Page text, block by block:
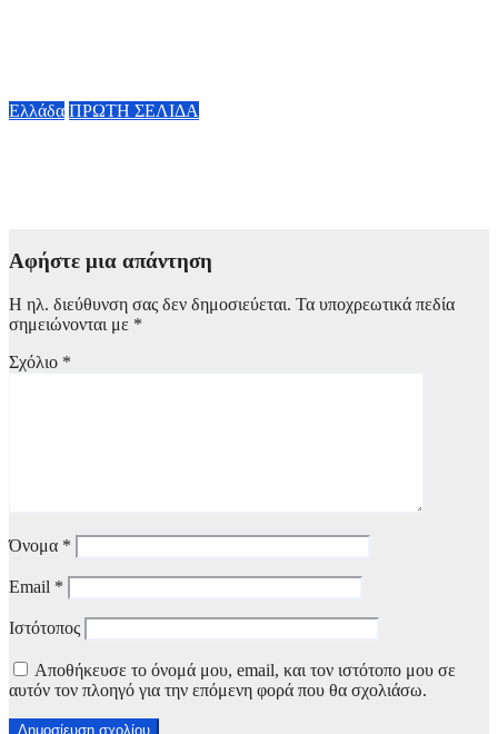
Ελλάδα ΠΡΩΤΗ ΣΕΛΙΔΑ
Αφήστε μια απάντηση
Η ηλ. διεύθυνση σας δεν δημοσιεύεται. Τα υποχρεωτικά πεδία
σημειώνονται με *
Σχόλιο *
Όνομα *
Email *
Ιστότοπος
Αποθήκευσε το όνομά μου, email, και τον ιστότοπο μου σε
αυτόν τον πλοηγό για την επόμενη φορά που θα σχολιάσω.